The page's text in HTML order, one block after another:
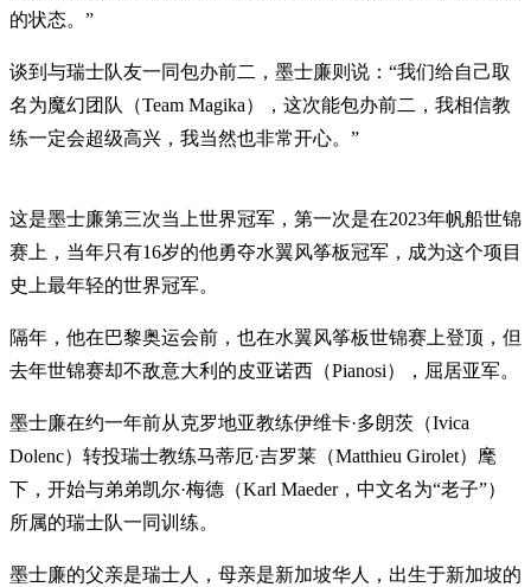
的状态。”
谈到与瑞士队友一同包办前二，墨士廉则说：“我们给自己取
名为魔幻团队（Team Magika），这次能包办前二，我相信教
练一定会超级高兴，我当然也非常开心。”
这是墨士廉第三次当上世界冠军，第一次是在2023年帆船世锦
赛上，当年只有16岁的他勇夺水翼风筝板冠军，成为这个项目
史上最年轻的世界冠军。
隔年，他在巴黎奥运会前，也在水翼风筝板世锦赛上登顶，但
去年世锦赛却不敌意大利的皮亚诺西（Pianosi），屈居亚军。
墨士廉在约一年前从克罗地亚教练伊维卡·多朗茨（Ivica
Dolenc）转投瑞士教练马蒂厄·吉罗莱（Matthieu Girolet）麾
下，开始与弟弟凯尔·梅德（Karl Maeder，中文名为“老子”）
所属的瑞士队一同训练。
墨士廉的父亲是瑞士人，母亲是新加坡华人，出生于新加坡的